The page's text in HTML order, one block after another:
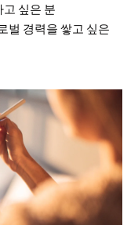
싶은 분
벌 경력을 쌓고 싶은